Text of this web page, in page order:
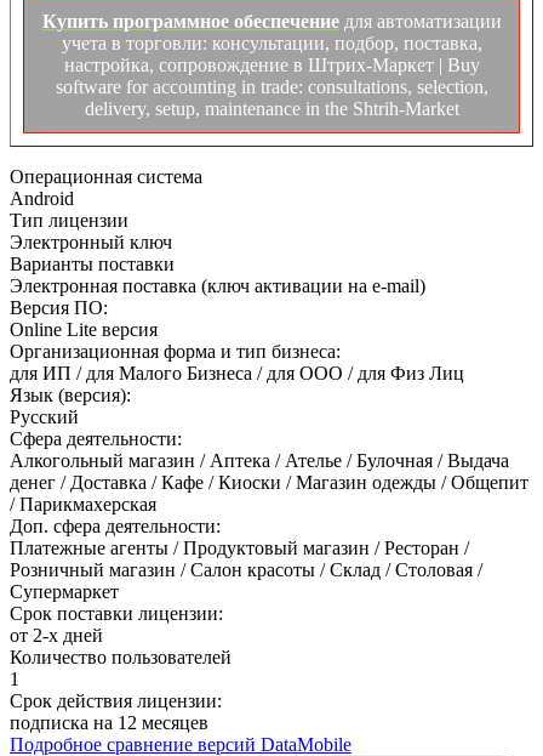
Купить программное обеспечениедля автоматизации
учета в торговли: консультации, подбор, поставка,
настройка, сопровождение в Штрих-Маркет | Buy
software for accounting in trade: consultations, selection,
delivery, setup, maintenance in the Shtrih-Market
Операционная система
Android
Тип лицензии
Электронный ключ
Варианты поставки
Электронная поставка (ключ активации на e-mail)
Версия ПО:
Online Lite версия
Организационная форма и тип бизнеса:
для ИП / для Малого Бизнеса / для ООО / для Физ Лиц
Язык (версия):
Русский
Сфера деятельности:
Алкогольный магазин / Аптека / Ателье / Булочная / Выдача
денег / Доставка / Кафе / Киоски / Магазин одежды / Общепит
/ Парикмахерская
Доп. сфера деятельности:
Платежные агенты / Продуктовый магазин / Ресторан /
Розничный магазин / Салон красоты / Склад / Столовая /
Супермаркет
Срок поставки лицензии:
от 2-х дней
Количество пользователей
1
Срок действия лицензии:
подписка на 12 месяцев
Подробное сравнение версий DataMobile